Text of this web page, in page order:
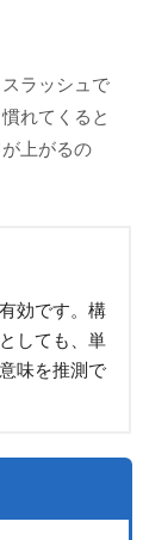
ラッシュで
れてくると
上がるの
効です。構
しても、単
味を推測で